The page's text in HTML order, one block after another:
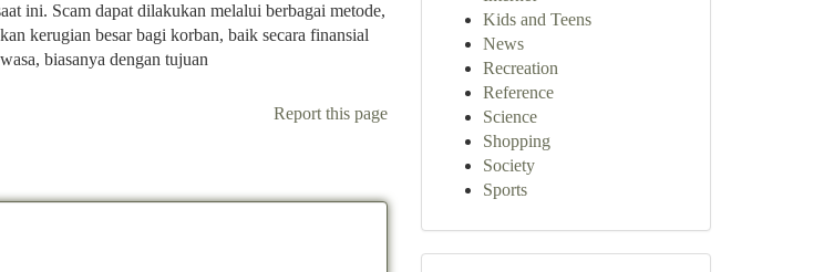
ini. Scam dapat dilakukan melalui berbagai metode,
kerugian besar bagi korban, baik secara finansial
biasanya dengan tujuan
Report this page
Kids and Teens
News
Recreation
Reference
Science
Shopping
Society
Sports